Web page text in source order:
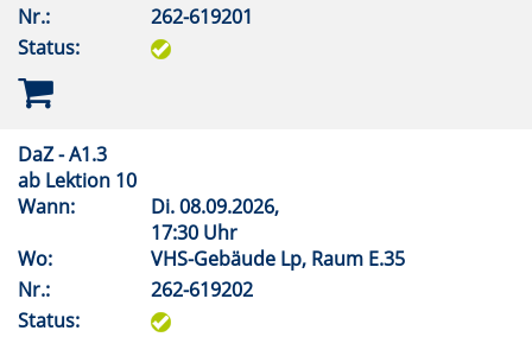
Nr.:
262-619201
Status:
DaZ - A1.3
ab Lektion 10
Wann:
Di.08.09.2026,
17:30 Uhr
Wo:
VHS-Gebäude Lp, Raum E.35
Nr.:
262-619202
Status: